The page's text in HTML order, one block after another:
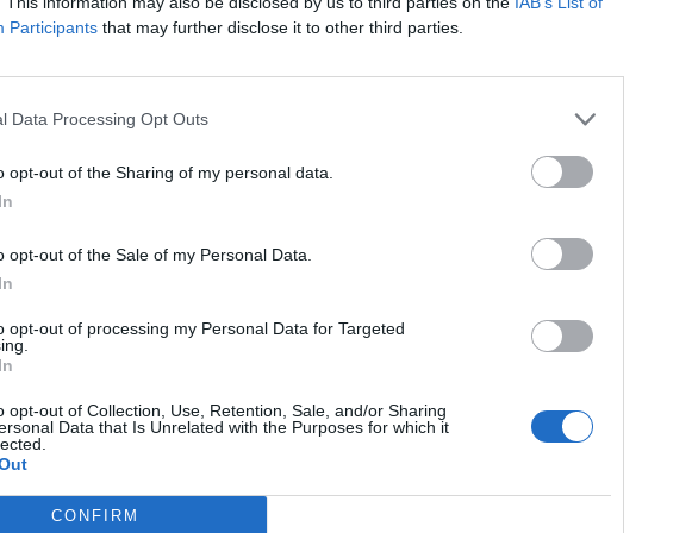
Participants that may further disclose it to other third parties.
Data Processing Opt Outs
opt-out of the Sharing of my personal data.
opt-out of the Sale of my Personal Data.
opt-out of processing my Personal Data for Targeted
opt-out of Collection, Use, Retention, Sale, and/or Sharing
Data that Is Unrelated with the Purposes for which it
CONFIRM
az Immobilia Rt.-től. Az új iroda neve mostantól kezdve "Az Európai Unió Háza"-
portfolio.hu hírarchívumához tartozik, melynek olvasása előfizetéses
tartalmazza:
elmúlt 2 év napon belüli
Előfizetés
VAGY? BEJELENTKEZÉS